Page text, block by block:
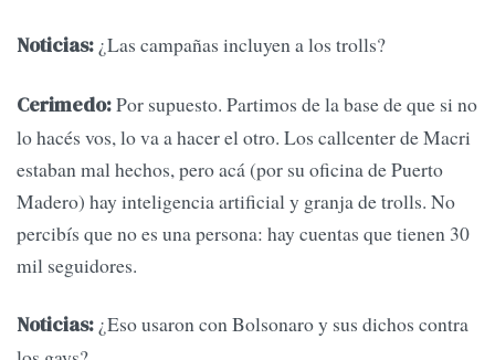
Noticias: ¿Las campañas incluyen a los trolls?
Cerimedo:Por supuesto. Partimos de la base de que si no
lo hacés vos, lo va a hacer el otro. Los callcenter de Macri
estaban mal hechos, pero acá (por su oficina de Puerto
Madero) hay inteligencia artificial y granja de trolls. No
percibís que no es una persona: hay cuentas que tienen 30
mil seguidores.
Noticias: ¿Eso usaron con Bolsonaro y sus dichos contra